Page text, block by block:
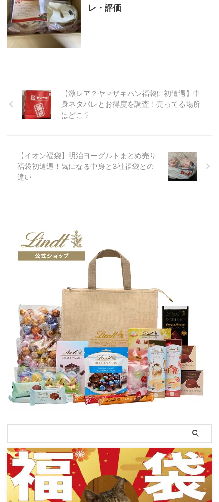
レ・評価
【激レア？ヤマザキパン福袋に初遭遇】中
身ネタバレとお得度を調査！売ってる場所
はどこ？
【イオン福袋】明治ヨーグルトまとめ売り
福袋初遭遇！気になる中身と3社福袋との
違い